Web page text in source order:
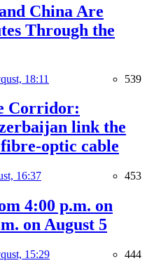
China Are
Through the
18:11 539
Corridor:
link the
optic cable
16:37 453
4:00 p.m. on
on August 5
15:29 444